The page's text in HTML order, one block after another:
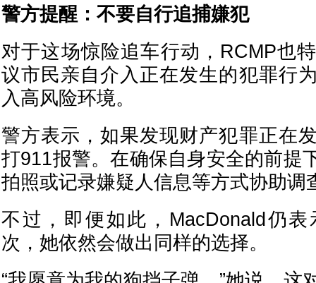
警方提醒：不要自行追捕嫌犯
对于这场惊险追车行动，RCMP也
议市民亲自介入正在发生的犯罪行
入高风险环境。
警方表示，如果发现财产犯罪正在
打911报警。在确保自身安全的前提
拍照或记录嫌疑人信息等方式协助调
不过，即便如此，MacDonald仍
次，她依然会做出同样的选择。